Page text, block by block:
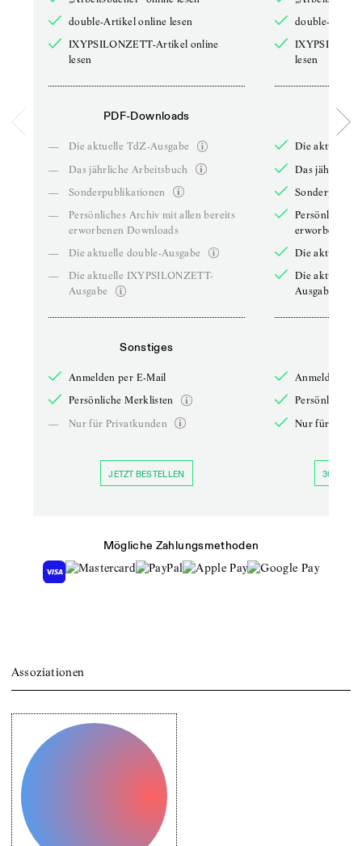
double-Artikel online lesen
IXYPSILONZETT-Artikel online
lesen
PDF-Downloads
—
Die aktuelle TdZ-Ausgabe
—
Das jährliche Arbeitsbuch
—
Sonderpublikationen
—
Persönliches Archiv mit allen bereits
erworbenen Downloads
—
Die aktuelle double-Ausgabe
—
Die aktuelle IXYPSILONZETT-
Ausgabe
Sonstiges
Anmelden per E-Mail
Persönliche Merklisten
—
Nur für Privatkunden
JETZT BESTELLEN
double-
lesen
Die aktuelle
Das jährliche
Persönliches
erworbenen
Die aktuelle
Die aktuelle
Ausgabe
Anmelden
Persönliche
Nur für
30 TAGE
Mögliche Zahlungsmethoden
Assoziationen